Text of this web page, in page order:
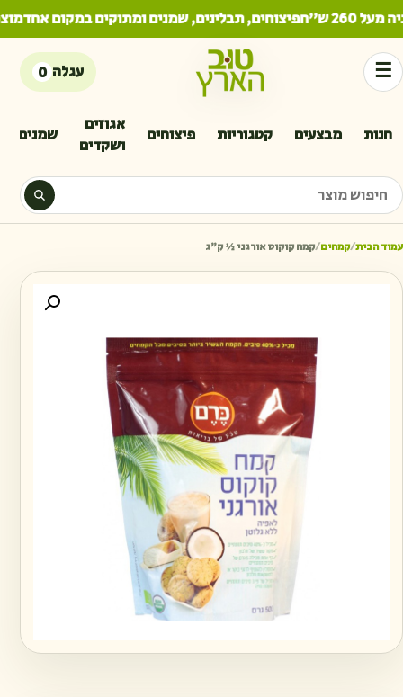
ש"ח פיצוחים, תבלינים, שמנים ומתוקים במקום אחד
☰
חנות מבצעים קטגוריות פיצוחים
אגוזים
ושקדים
שמנים
חיפוש מוצר
עגלה 0
עמוד הבית/קמחים/קמח קוקוס אורגני ½ ק״ג